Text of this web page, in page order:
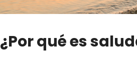
¿Por qué es